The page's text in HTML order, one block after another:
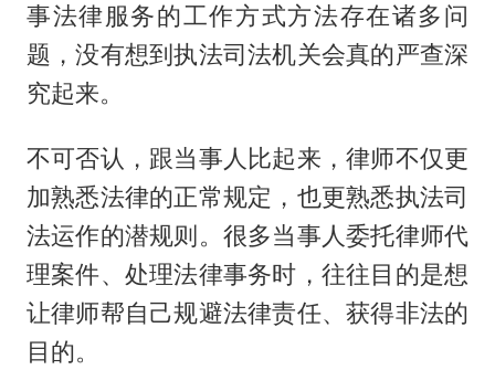
事法律服务的工作方式方法存在诸多问
题，没有想到执法司法机关会真的严查深
究起来。
不可否认，跟当事人比起来，律师不仅更
加熟悉法律的正常规定，也更熟悉执法司
法运作的潜规则。很多当事人委托律师代
理案件、处理法律事务时，往往目的是想
让律师帮自己规避法律责任、获得非法的
目的。